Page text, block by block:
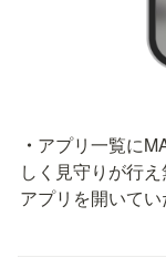
・ アプリ一覧に
しく見守りが行
アプリを開いてい